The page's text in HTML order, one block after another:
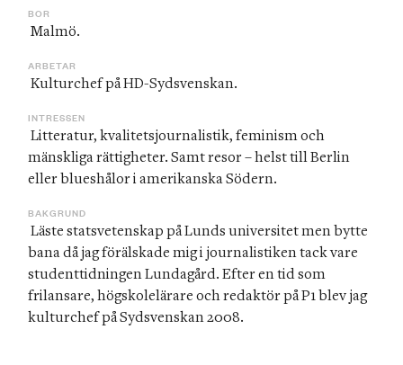
BOR
Malmö.
ARBETAR
Kulturchef på HD-Sydsvenskan.
INTRESSEN
mänskliga rättigheter. Samt resor – helst till Berlin
eller blueshålor i amerikanska Södern.
BAKGRUND
bana då jag förälskade mig i journalistiken tack vare
studenttidningen Lundagård. Efter en tid som
frilansare, högskolelärare och redaktör på P1 blev jag
kulturchef på Sydsvenskan 2008.